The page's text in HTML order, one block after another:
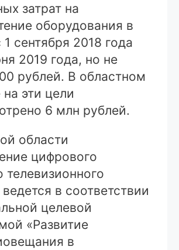
затрат на
оборудования в
сентября 2018 года
2019 года, но не
рублей. В областном
эти цели
6 млн рублей.
области
цифрового
телевизионного
в соответствии
целевой
«Развитие
в